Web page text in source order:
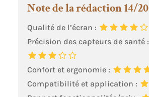
Note de la rédaction 14/20
Qualité de l’écran :
Précision des capteurs de santé :
Confort et ergonomie :
Compatibilité et application :